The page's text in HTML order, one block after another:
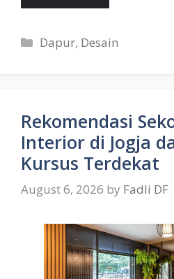
Categories
Dapur, Desain
Rekomendasi
Interior di Jogja
Kursus Terdekat
August 6, 2026 by Fadli DF